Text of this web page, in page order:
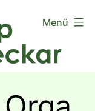
Menü